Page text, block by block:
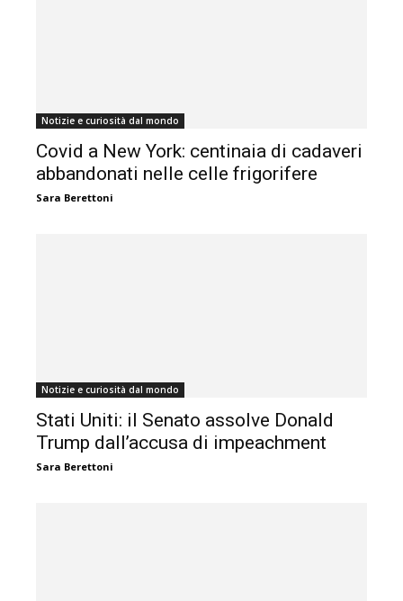
Notizie e curiosità dal mondo
Covid a New York: centinaia di cadaveri
abbandonati nelle celle frigorifere
Sara Berettoni
Notizie e curiosità dal mondo
Stati Uniti: il Senato assolve Donald
Trump dall’accusa di impeachment
Sara Berettoni